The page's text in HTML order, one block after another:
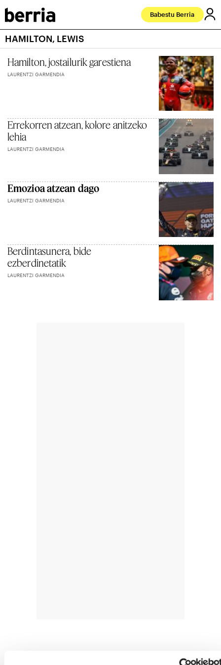
Babestu Berria
HAMILTON, LEWIS
Hamilton, jostailurik garestiena
LAURENTZI GARMENDIA
Errekorren atzean, kolore anitzeko
lehia
LAURENTZI GARMENDIA
Emozioa atzean dago
LAURENTZI GARMENDIA
Berdintasunera, bide
ezberdinetatik
LAURENTZI GARMENDIA